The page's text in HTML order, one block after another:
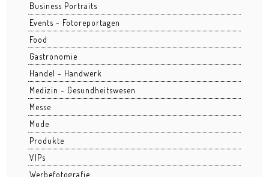
Hafenpark
Kleinmarkthalle
Lohrberg
Ostend nachts
Osthafen
Stadtansichten
BUSINESS
Business Portraits
Events - Fotoreportagen
Food
Gastronomie
Handel - Handwerk
Medizin - Gesundheitswesen
Messe
Mode
Produkte
VIPs
Werbefotografie